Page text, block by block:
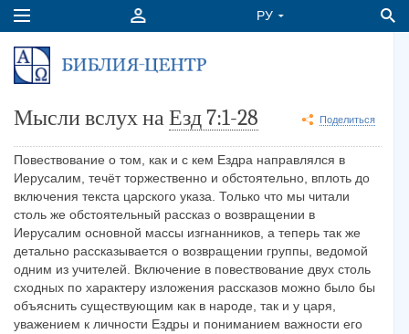
Мысли вслух наЕзд 7:1-28 Поделиться
Повествование о том, как и с кем Ездра направлялся в
Иерусалим, течёт торжественно и обстоятельно, вплоть до
включения текста царского указа. Только что мы читали
столь же обстоятельный рассказ о возвращении в
Иерусалим основной массы изгнанников, а теперь так же
детально рассказывается о возвращении группы, ведомой
одним из учителей. Включение в повествование двух столь
сходных по характеру изложения рассказов можно было бы
объяснить существующим как в народе, так и у царя,
уважением к личности Ездры и пониманием важности его